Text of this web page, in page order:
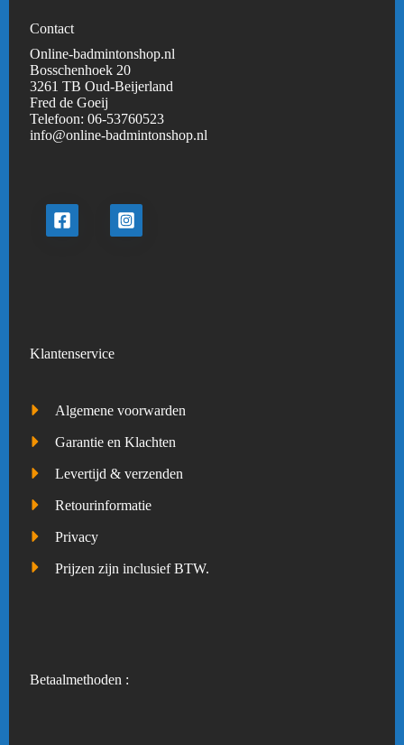
Contact
Online-badmintonshop.nl
Bosschenhoek 20
3261 TB Oud-Beijerland
Fred de Goeij
Telefoon:06-53760523
info@online-badmintonshop.nl
Klantenservice
Algemene voorwarden
Garantie en Klachten
Levertijd & verzenden
Retourinformatie
Privacy
Prijzen zijn inclusief BTW.
Betaalmethoden :